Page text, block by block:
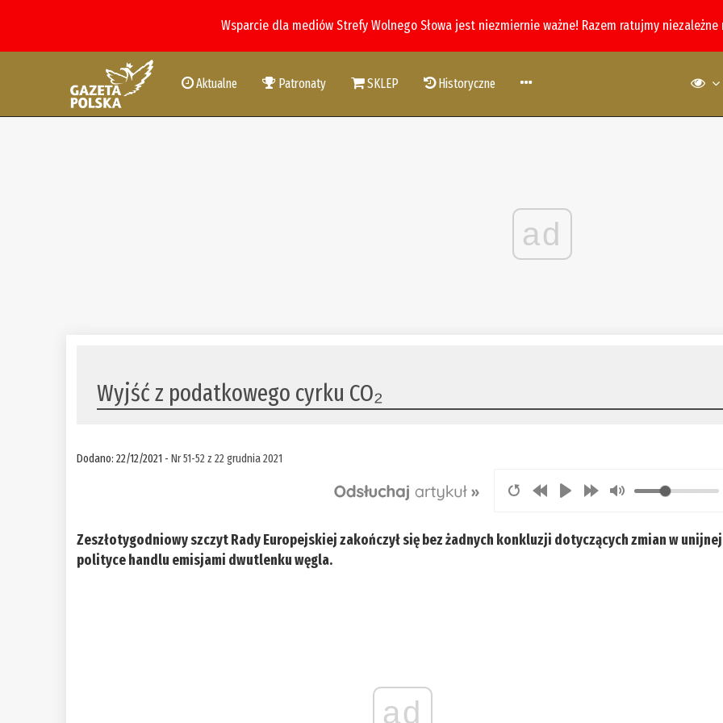
Wsparcie dla mediów Strefy Wolnego Słowa jest niezmiernie ważne! Razem ratujmy
Aktualne Patronaty SKLEP Historyczne
ad
Wyjść z podatkowego cyrku CO₂
Dodano: 22/12/2021 -Nr 51-52 z 22 grudnia 2021
Zeszłotygodniowy szczyt Rady Europejskiej zakończył się bez żadnych konkluzji dotyczących zmian w unijnej
polityce handlu emisjami dwutlenku węgla.
ad